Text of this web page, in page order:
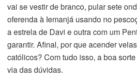
vai se vestir de branco, pular sete
oferenda à Iemanjá usando no
a estrela de Davi e outra com um
garantir. Afinal, por que acender
católicos? Com tudo isso, a boa
via das dúvidas.